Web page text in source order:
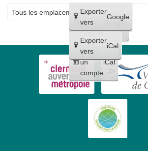
Créer
un
compte
Google
Créer
un
compte
iCal
Exporter
vers
Google
Exporter
vers
iCal